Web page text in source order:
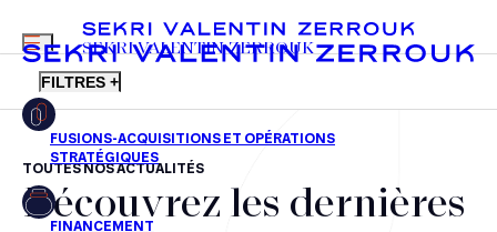
FR EN
MENU
SEKRI VALENTIN ZERROUK
FILTRES +
Fusions-acquisitions et opérations stratégiques
TOUTES NOS ACTUALITÉS
Découvrez les dernières